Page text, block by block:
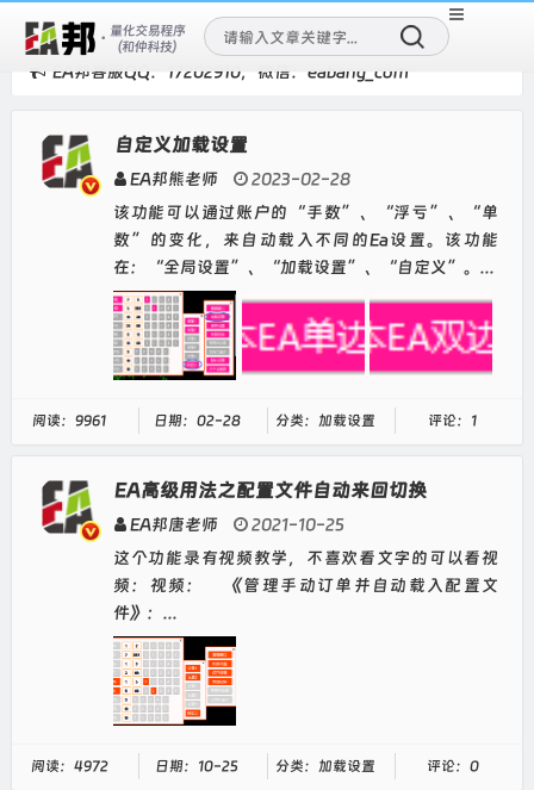
EA邦客服QQ：17202910，微信：eabang_com
自定义加载设置
EA邦熊老师
2023-02-28
该功能可以通过账户的“手数”、“浮亏”、“单
数”的变化，来自动载入不同的Ea设置。该功能
在：“全局设置”、“加载设置”、“自定义”。...
阅读：9961 日期：02-28 分类：加载设置 评论：1
EA高级用法之配置文件自动来回切换
EA邦唐老师
2021-10-25
这个功能录有视频教学，不喜欢看文字的可以看视
频：视频： 《管理手动订单并自动载入配置文
件》：...
阅读：4972 日期：10-25 分类：加载设置 评论：0